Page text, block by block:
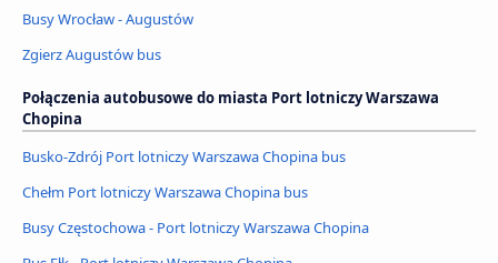
Busy Wrocław - Augustów
Zgierz Augustów bus
Połączenia autobusowe do miasta Port lotniczy Warszawa
Chopina
Busko-Zdrój Port lotniczy Warszawa Chopina bus
Chełm Port lotniczy Warszawa Chopina bus
Busy Częstochowa - Port lotniczy Warszawa Chopina